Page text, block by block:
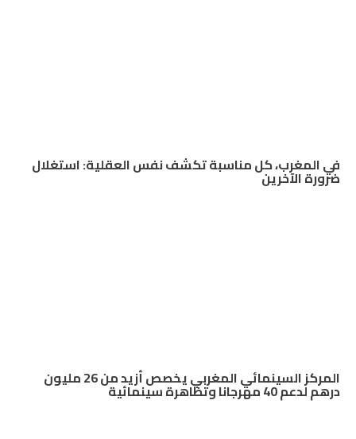
في المغرب، كل مناسبة تكشف نفس العقلية: استغلال
ضرورة الآخرين
المركز السينمائي المغربي يخصص أزيد من 26 مليون
درهم لدعم 40 مهرجانا وتظاهرة سينمائية